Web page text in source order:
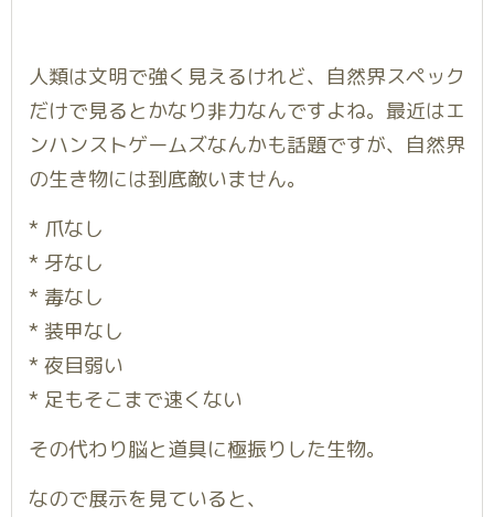
人類は文明で強く見えるけれど、自然界スペック
だけで見るとかなり非力なんですよね。最近はエ
ンハンストゲームズなんかも話題ですが、自然界
の生き物には到底敵いません。
* 爪なし
* 牙なし
* 毒なし
* 装甲なし
* 夜目弱い
* 足もそこまで速くない
その代わり脳と道具に極振りした生物。
なので展示を見ていると、